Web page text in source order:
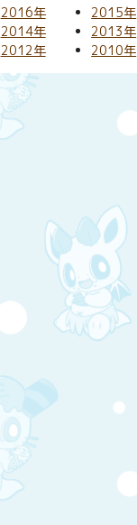
2016年
2015年
2014年
2013年
2012年
2010年